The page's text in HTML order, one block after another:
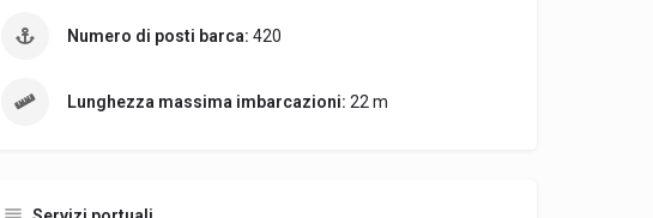
Numero di posti barca: 420
Lunghezza massima imbarcazioni: 22 m